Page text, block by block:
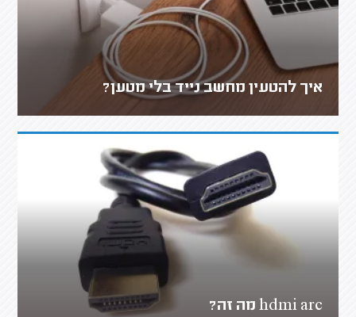
איך להטעין מחשב נייד בלי מטען?
hdmi arc מה זה?